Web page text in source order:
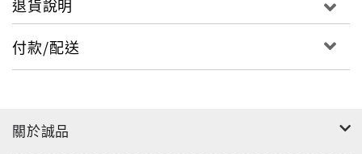
第三款:人面桃花相映紅─【養血補津粥】，使皮膚白裡
透紅，補血養顏。
第四款:香遠益清運脾陰─【荷梗香藕粥】，健脾養陰 ，
適合夏天清熱利水。
效果看得見
退貨說明
付款/配送
關於誠品